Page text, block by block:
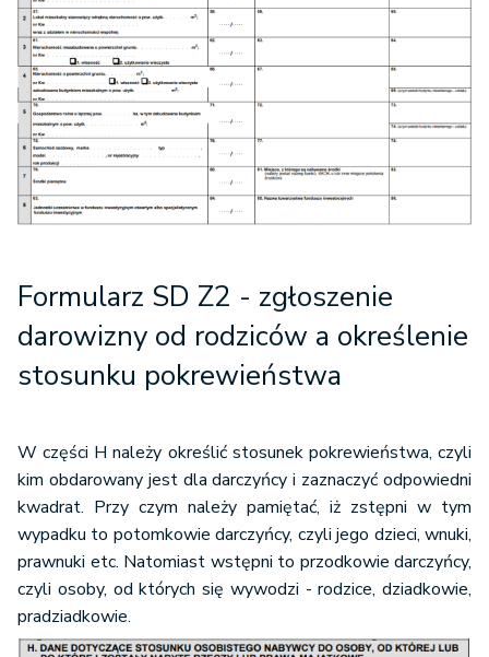
Formularz SD Z2 - zgłoszenie
darowizny od rodziców a określenie
stosunku pokrewieństwa
W części H należy określić stosunek pokrewieństwa, czyli
kim obdarowany jest dla darczyńcy i zaznaczyć odpowiedni
kwadrat. Przy czym należy pamiętać, iż zstępni w tym
wypadku to potomkowie darczyńcy, czyli jego dzieci, wnuki,
prawnuki etc. Natomiast wstępni to przodkowie darczyńcy,
czyli osoby, od których się wywodzi - rodzice, dziadkowie,
pradziadkowie.